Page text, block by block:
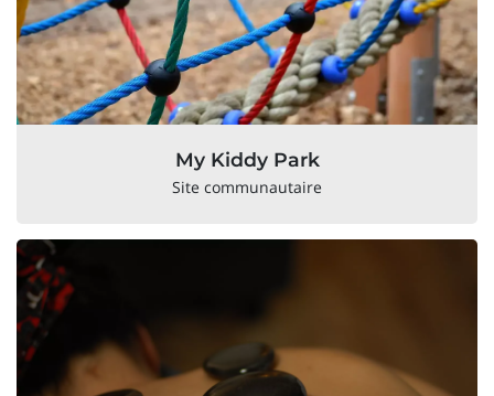
My Kiddy Park
Site communautaire